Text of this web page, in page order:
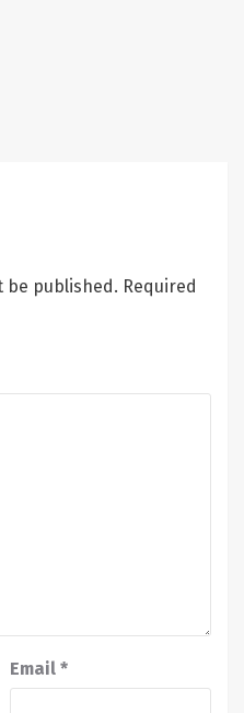
be published. Required
Email *